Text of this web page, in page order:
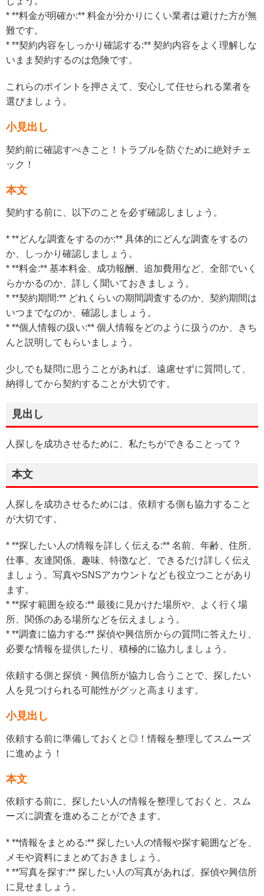
* **料金が明確か:** 料金が分かりにくい業者は避けた方が無
難です。
* **契約内容をしっかり確認する:** 契約内容をよく理解しな
いまま契約するのは危険です。
これらのポイントを押さえて、安心して任せられる業者を
選びましょう。
小見出し
契約前に確認すべきこと！トラブルを防ぐために絶対チェ
ック！
本文
契約する前に、以下のことを必ず確認しましょう。
* **どんな調査をするのか:** 具体的にどんな調査をするの
か、しっかり確認しましょう。
* **料金:** 基本料金、成功報酬、追加費用など、全部でいく
らかかるのか、詳しく聞いておきましょう。
* **契約期間:** どれくらいの期間調査するのか、契約期間は
いつまでなのか、確認しましょう。
* **個人情報の扱い:** 個人情報をどのように扱うのか、きち
んと説明してもらいましょう。
少しでも疑問に思うことがあれば、遠慮せずに質問して、
納得してから契約することが大切です。
見出し
人探しを成功させるために、私たちができることって？
本文
人探しを成功させるためには、依頼する側も協力すること
が大切です。
* **探したい人の情報を詳しく伝える:** 名前、年齢、住所、
仕事、友達関係、趣味、特徴など、できるだけ詳しく伝え
ましょう。写真やSNSアカウントなども役立つことがあり
ます。
* **探す範囲を絞る:** 最後に見かけた場所や、よく行く場
所、関係のある場所などを伝えましょう。
* **調査に協力する:** 探偵や興信所からの質問に答えたり、
必要な情報を提供したり、積極的に協力しましょう。
依頼する側と探偵・興信所が協力し合うことで、探したい
人を見つけられる可能性がグッと高まります。
小見出し
依頼する前に準備しておくと◎！情報を整理してスムーズ
に進めよう！
本文
依頼する前に、探したい人の情報を整理しておくと、スム
ーズに調査を進めることができます。
* **情報をまとめる:** 探したい人の情報や探す範囲などを、
メモや資料にまとめておきましょう。
* **写真を探す:** 探したい人の写真があれば、探偵や興信所
に見せましょう。